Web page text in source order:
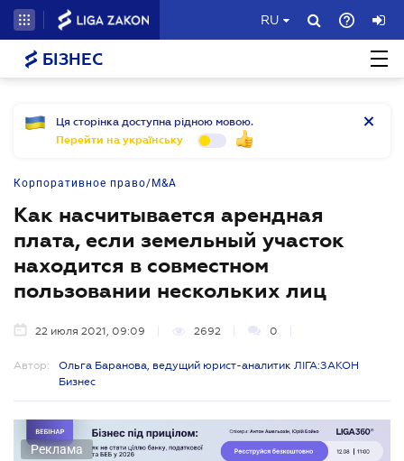
RU
БІЗНЕС
Ця сторінка доступна рідною мовою.
Перейти на українську
Корпоративное право/M&A
Как насчитывается арендная
плата, если земельный участок
находится в совместном
пользовании нескольких лиц
22 июля 2021, 09:09 2692 0
Автор:
Ольга Баранова, ведущий юрист-аналитик ЛІГА:ЗАКОН
Бизнес
Реклама